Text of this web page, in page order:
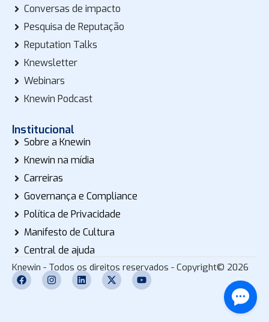
Conversas de impacto
Pesquisa de Reputação
Reputation Talks
Knewsletter
Webinars
Knewin Podcast
Institucional
Sobre a Knewin
Knewin na mídia
Carreiras
Governança e Compliance
Política de Privacidade
Manifesto de Cultura
Central de ajuda
Knewin - Todos os direitos reservados - Copyright© 2026